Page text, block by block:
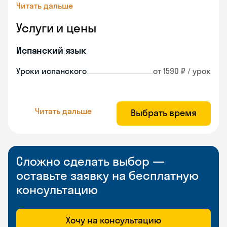
Читать дальше
Услуги и цены
Испанский язык
Уроки испанского от 1590 ₽ / урок
Читать дальше Выбрать время
Сложно сделать выбор —
оставьте заявку на бесплатную
консультацию
Хочу на консультацию